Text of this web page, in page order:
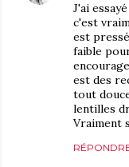
J'ai
c'est
est
faible
est des
tout
lentilles
Vraiment